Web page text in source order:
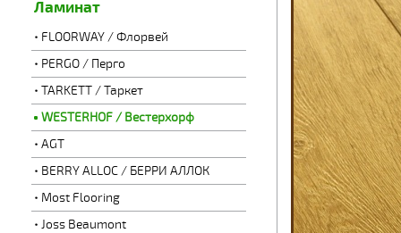
Ламинат
FLOORWAY / Флорвей
PERGO / Перго
TARKETT / Таркет
WESTERHOF / Вестерхорф
AGT
BERRY ALLOC / БЕРРИ АЛЛОК
Most Flooring
Joss Beaumont